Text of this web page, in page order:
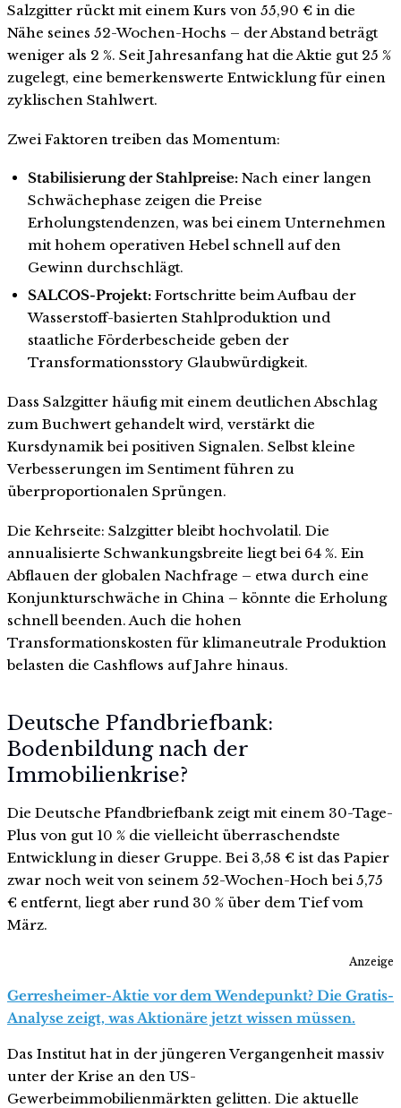
Salzgitter rückt mit einem Kurs von 55,90 € in die
Nähe seines 52-Wochen-Hochs – der Abstand beträgt
weniger als 2 %. Seit Jahresanfang hat die Aktie gut 25 %
zugelegt, eine bemerkenswerte Entwicklung für einen
zyklischen Stahlwert.
Zwei Faktoren treiben das Momentum:
Stabilisierung der Stahlpreise:Nach einer langen
Schwächephase zeigen die Preise
Erholungstendenzen, was bei einem Unternehmen
mit hohem operativen Hebel schnell auf den
Gewinn durchschlägt.
SALCOS-Projekt:Fortschritte beim Aufbau der
Wasserstoff-basierten Stahlproduktion und
staatliche Förderbescheide geben der
Transformationsstory Glaubwürdigkeit.
Dass Salzgitter häufig mit einem deutlichen Abschlag
zum Buchwert gehandelt wird, verstärkt die
Kursdynamik bei positiven Signalen. Selbst kleine
Verbesserungen im Sentiment führen zu
überproportionalen Sprüngen.
Die Kehrseite: Salzgitter bleibt hochvolatil. Die
annualisierte Schwankungsbreite liegt bei 64 %. Ein
Abflauen der globalen Nachfrage – etwa durch eine
Konjunkturschwäche in China – könnte die Erholung
schnell beenden. Auch die hohen
Transformationskosten für klimaneutrale Produktion
belasten die Cashflows auf Jahre hinaus.
Deutsche Pfandbriefbank:
Bodenbildung nach der
Immobilienkrise?
Die Deutsche Pfandbriefbank zeigt mit einem 30-Tage-
Plus von gut 10 % die vielleicht überraschendste
Entwicklung in dieser Gruppe. Bei 3,58 € ist das Papier
zwar noch weit von seinem 52-Wochen-Hoch bei 5,75
€ entfernt, liegt aber rund 30 % über dem Tief vom
März.
Anzeige
Gerresheimer-Aktie vor dem Wendepunkt? Die Gratis-
Analyse zeigt, was Aktionäre jetzt wissen müssen.
Das Institut hat in der jüngeren Vergangenheit massiv
unter der Krise an den US-
Gewerbeimmobilienmärkten gelitten. Die aktuelle